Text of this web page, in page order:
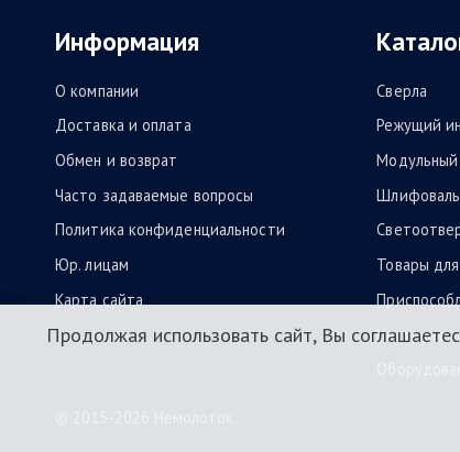
Информация
О компании
Доставка и оплата
Обмен и возврат
Часто задаваемые вопросы
Политика конфиденциальности
Юр. лицам
Карта сайта
Сверла
Режущий
Модульный
Товары
Продолжая использовать сайт, Вы